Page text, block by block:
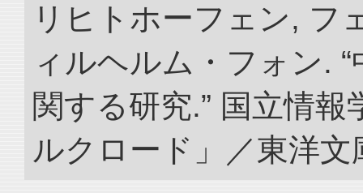
リヒトホーフェン, フ
ィルヘルム・フォン.
関する研究.” 国立情
ルクロード」／東洋